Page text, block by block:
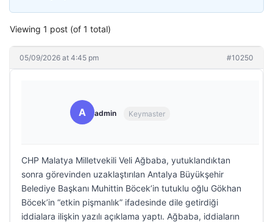
Viewing 1 post (of 1 total)
05/09/2026 at 4:45 pm #10250
A admin Keymaster
CHP Malatya Milletvekili Veli Ağbaba, yutuklandıktan
sonra görevinden uzaklaştırılan Antalya Büyükşehir
Belediye Başkanı Muhittin Böcek’in tutuklu oğlu Gökhan
Böcek’in “etkin pişmanlık” ifadesinde dile getirdiği
iddialara ilişkin yazılı açıklama yaptı. Ağbaba, iddiaların